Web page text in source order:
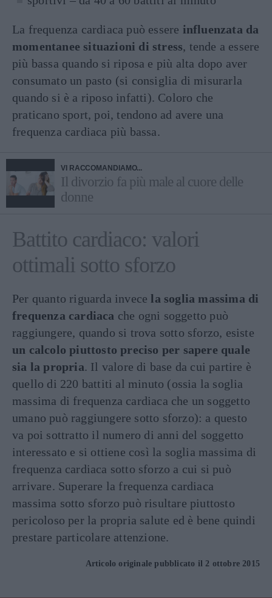
La frequenza cardiaca può essere influenzata da
momentanee situazioni di stress, tende a essere
più bassa quando si riposa e più alta dopo aver
consumato un pasto (si consiglia di misurarla
quando si è a riposo infatti). Coloro che
praticano sport, poi, tendono ad avere una
frequenza cardiaca più bassa.
VI RACCOMANDIAMO...
Il divorzio fa più male al cuore delle
donne
Battito cardiaco: valori
ottimali sotto sforzo
Per quanto riguarda invece la soglia massima di
frequenza cardiaca che ogni soggetto può
raggiungere, quando si trova sotto sforzo, esiste
un calcolo piuttosto preciso per sapere quale
sia la propria. Il valore di base da cui partire è
quello di 220 battiti al minuto (ossia la soglia
massima di frequenza cardiaca che un soggetto
umano può raggiungere sotto sforzo): a questo
va poi sottratto il numero di anni del soggetto
interessato e si ottiene così la soglia massima di
frequenza cardiaca sotto sforzo a cui si può
arrivare. Superare la frequenza cardiaca
massima sotto sforzo può risultare piuttosto
pericoloso per la propria salute ed è bene quindi
prestare particolare attenzione.
Articolo originale pubblicato il 2 ottobre 2015